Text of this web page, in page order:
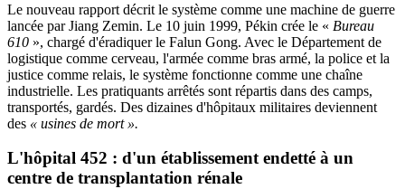
Le nouveau rapport décrit le système comme une machine de guerre
lancée par Jiang Zemin. Le 10 juin 1999, Pékin crée le « Bureau
610 », chargé d'éradiquer le Falun Gong. Avec le Département de
logistique comme cerveau, l'armée comme bras armé, la police et la
justice comme relais, le système fonctionne comme une chaîne
industrielle. Les pratiquants arrêtés sont répartis dans des camps,
transportés, gardés. Des dizaines d'hôpitaux militaires deviennent
des « usines de mort ».
L'hôpital 452 : d'un établissement endetté à un
centre de transplantation rénale